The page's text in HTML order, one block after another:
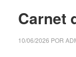
Carnet
10/06/2026 POR